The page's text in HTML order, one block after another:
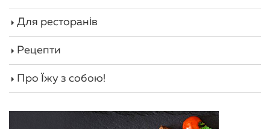
Для ресторанів
Рецепти
Про Їжу з собою!